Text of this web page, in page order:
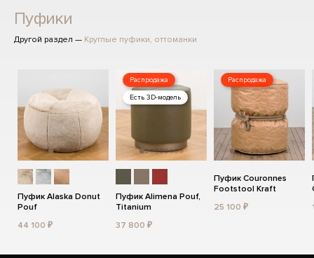
Пуфики
Другой раздел — Круглые пуфики, оттоманки
Пуфик Alaska Donut
Pouf
44 100 ₽
Распродажа
Есть 3D-модель
Пуфик Alimena Pouf,
Titanium
37 800 ₽
Распродажа
Пуфик Couronnes
Footstool Kraft
25 100 ₽